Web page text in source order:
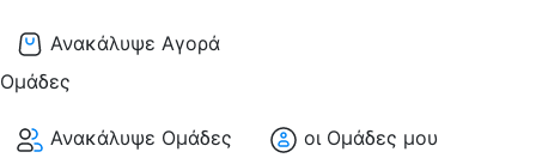
Ανακάλυψε Αγορά
Ομάδες
Ανακάλυψε Ομάδες
οι Ομάδες μου